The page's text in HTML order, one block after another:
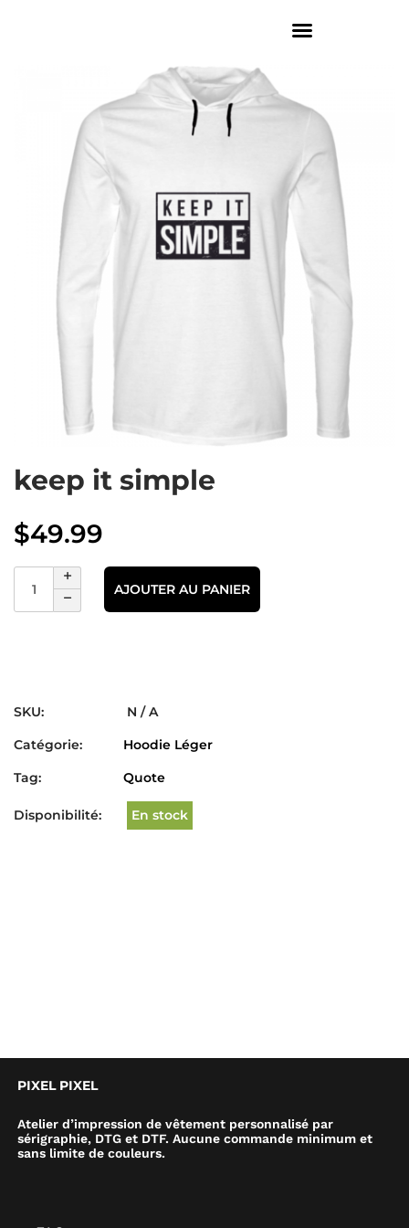
keep it simple
$49.99
AJOUTER AU PANIER
SKU:
N / A
Catégorie:
Hoodie Léger
Tag:
Quote
Disponibilité: En stock
PIXEL PIXEL
Atelier d’impression de vêtement personnalisé par
sérigraphie, DTG et DTF. Aucune commande minimum et
sans limite de couleurs.